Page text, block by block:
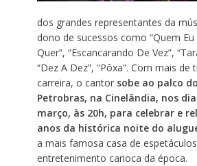
dos grandes representantes da
dono de sucessos como “Quem
Quer”, “Escancarando De Vez”,
“Dez A Dez”, “Pôxa”. Com mais de
carreira, o cantor sobe ao palco
Petrobras, na Cinelândia, nos
março, às 20h, para celebrar e
anos da histórica noite do
a mais famosa casa de
entretenimento carioca da época.